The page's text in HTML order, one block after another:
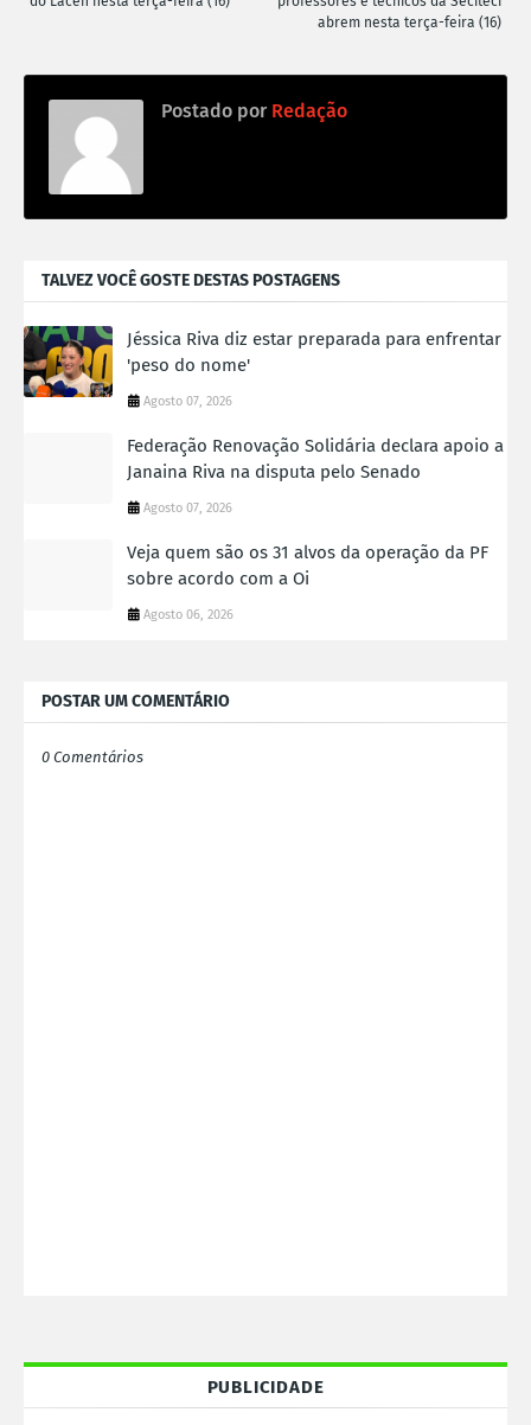
abrem nesta terça-feira (16)
Postado por Redação
TALVEZ VOCÊ GOSTE DESTAS POSTAGENS
Jéssica Riva diz estar preparada para enfrentar
'peso do nome'
Agosto 07, 2026
Federação Renovação Solidária declara apoio a
Janaina Riva na disputa pelo Senado
Agosto 07, 2026
Veja quem são os 31 alvos da operação da PF
sobre acordo com a Oi
Agosto 06, 2026
POSTAR UM COMENTÁRIO
0 Comentários
PUBLICIDADE